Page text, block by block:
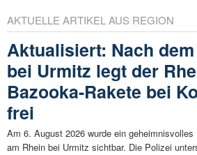
AKTUELLE ARTIKEL AUS REGION
Aktualisiert: Nach
bei Urmitz legt der
Bazooka-Rakete bei
frei
Am 6. August 2026 wurde ein geheimnisvolles
am Rhein bei Urmitz sichtbar. Die Polizei